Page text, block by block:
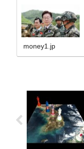
money1.jp